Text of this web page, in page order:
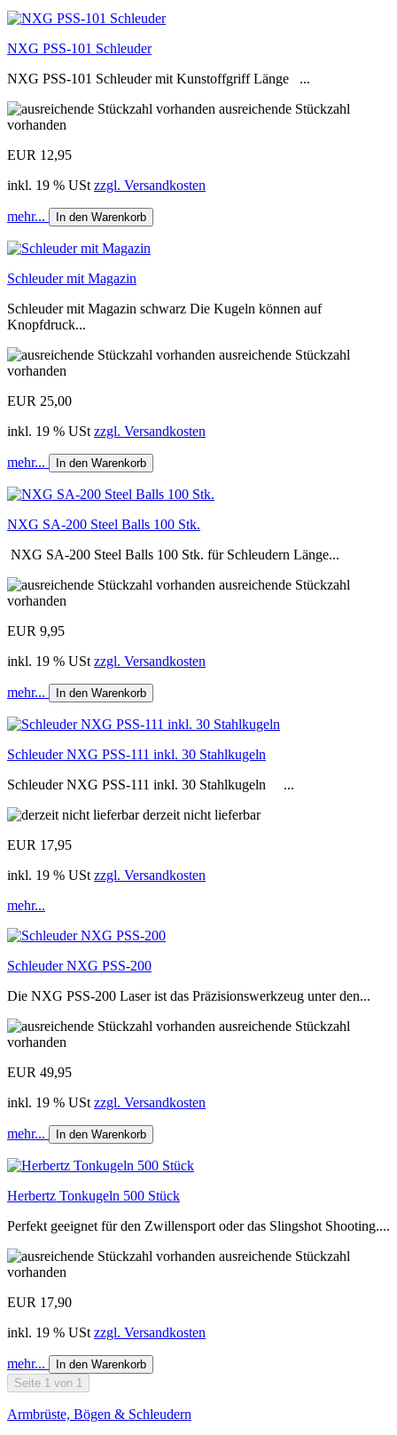
NXG PSS-101 Schleuder
NXG PSS-101 Schleuder mit Kunstoffgriff Länge ...
ausreichende Stückzahl
vorhanden
EUR 12,95
inkl. 19 % USt zzgl. Versandkosten
mehr... In den Warenkorb
Schleuder mit Magazin
Schleuder mit Magazin schwarz Die Kugeln können auf
Knopfdruck...
ausreichende Stückzahl
vorhanden
EUR 25,00
inkl. 19 % USt zzgl. Versandkosten
mehr... In den Warenkorb
NXG SA-200 Steel Balls 100 Stk.
NXG SA-200 Steel Balls 100 Stk. für Schleudern Länge...
ausreichende Stückzahl
vorhanden
EUR 9,95
inkl. 19 % USt zzgl. Versandkosten
mehr... In den Warenkorb
Schleuder NXG PSS-111 inkl. 30 Stahlkugeln
Schleuder NXG PSS-111 inkl. 30 Stahlkugeln ...
derzeit nicht lieferbar
EUR 17,95
inkl. 19 % USt zzgl. Versandkosten
mehr...
Schleuder NXG PSS-200
Die NXG PSS-200 Laser ist das Präzisionswerkzeug unter den...
ausreichende Stückzahl
vorhanden
EUR 49,95
inkl. 19 % USt zzgl. Versandkosten
mehr... In den Warenkorb
Herbertz Tonkugeln 500 Stück
Perfekt geeignet für den Zwillensport oder das Slingshot Shooting....
ausreichende Stückzahl
vorhanden
EUR 17,90
inkl. 19 % USt zzgl. Versandkosten
mehr...
In den Warenkorb
Seite 1 von 1
Armbrüste, Bögen & Schleudern